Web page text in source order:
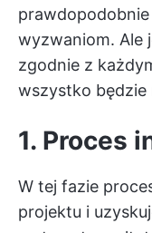
prawdopodobnie
wyzwaniom. Ale
zgodnie z
wszystko będzie
1. Proces
W tej fazie
projektu i